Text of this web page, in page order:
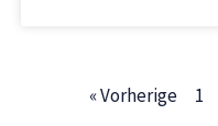
« Vorherige 1